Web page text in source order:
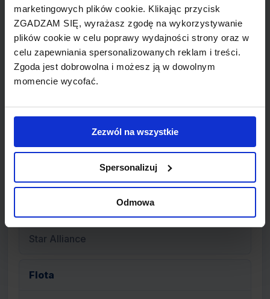
marketingowych plików cookie. Klikając przycisk
ZGADZAM SIĘ, wyrażasz zgodę na wykorzystywanie
plików cookie w celu poprawy wydajności strony oraz w
celu zapewniania spersonalizowanych reklam i treści.
Zgoda jest dobrowolna i możesz ją w dowolnym
momencie wycofać.
Zezwól na wszystkie
Spersonalizuj
Odmowa
Centrum lotnicze
Wiedeń International Airport
Siedziba
Wiedeń International Airport
Star Alliance
Flota